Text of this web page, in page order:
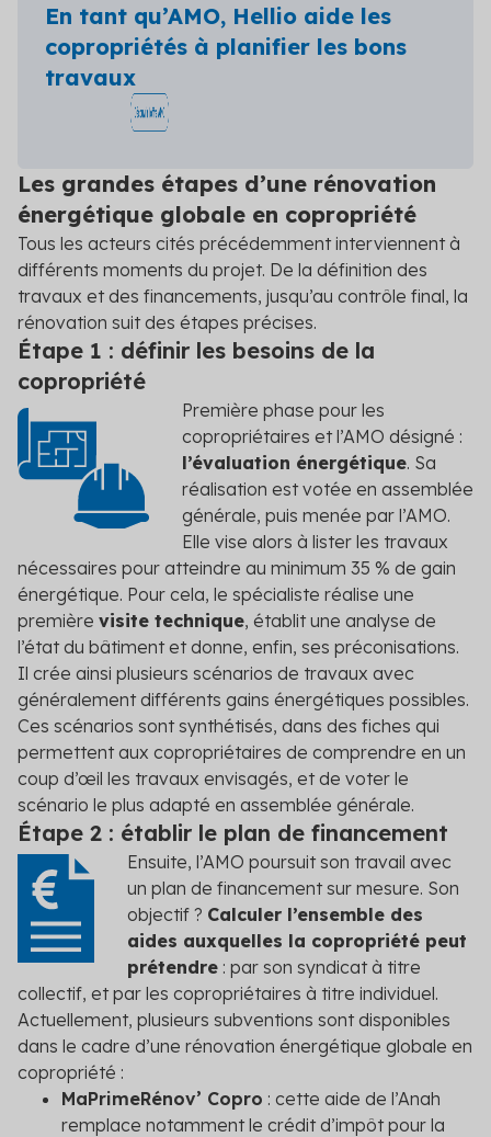
En tant qu’AMO, Hellio aide les
copropriétés à planifier les bons
travaux
Les grandes étapes d’une rénovation
énergétique globale en copropriété
Tous les acteurs cités précédemment interviennent à
différents moments du projet. De la définition des
travaux et des financements, jusqu’au contrôle final, la
rénovation suit des étapes précises.
Étape 1 : définir les besoins de la
copropriété
Première phase pour les
copropriétaires et l’AMO désigné :
l’évaluation énergétique. Sa
réalisation est votée en assemblée
générale, puis menée par l’AMO.
Elle vise alors à lister les travaux
nécessaires pour atteindre au minimum 35 % de gain
énergétique. Pour cela, le spécialiste réalise une
première visite technique, établit une analyse de
l’état du bâtiment et donne, enfin, ses préconisations.
Il crée ainsi plusieurs scénarios de travaux avec
généralement différents gains énergétiques possibles.
Ces scénarios sont synthétisés, dans des fiches qui
permettent aux copropriétaires de comprendre en un
coup d’œil les travaux envisagés, et de voter le
scénario le plus adapté en assemblée générale.
Étape 2 : établir le plan de financement
Ensuite, l’AMO poursuit son travail avec
un plan de financement sur mesure. Son
objectif ? Calculer l’ensemble des
aides auxquelles la copropriété peut
prétendre : par son syndicat à titre
collectif, et par les copropriétaires à titre individuel.
Actuellement, plusieurs subventions sont disponibles
dans le cadre d’une rénovation énergétique globale en
copropriété :
MaPrimeRénov’ Copro : cette aide de l’Anah
remplace notamment le crédit d’impôt pour la